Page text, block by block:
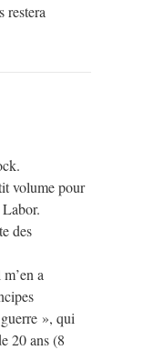
restera
volume pour
des
a
», qui
20 ans (8